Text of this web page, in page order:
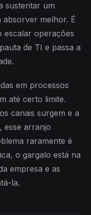
sustentar um
absorver melhor. É
escalar operações
de TI e passa a
em processos
até certo limite.
canais surgem e a
esse arranjo
raramente é
o gargalo está na
empresa e as
la.